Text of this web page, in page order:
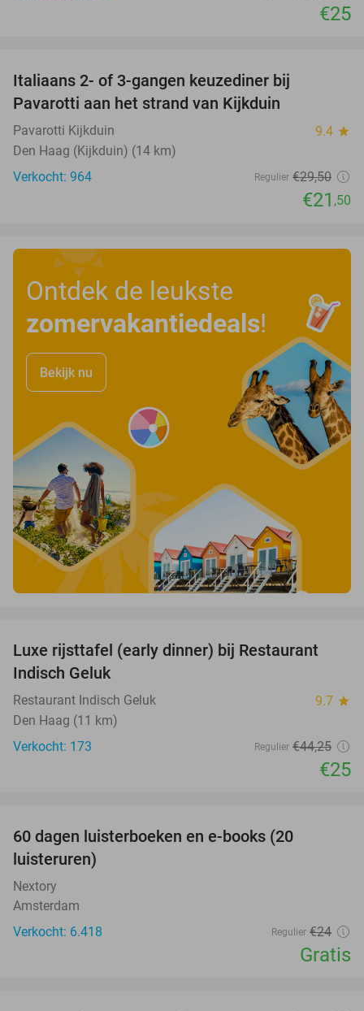
€25
Italiaans 2- of 3-gangen keuzediner bij
Pavarotti aan het strand van Kijkduin
Pavarotti Kijkduin 9.4 star
Den Haag (Kijkduin) (14 km)
Verkocht: 964
Regulier €29,50
€21 ,50
Ontdek de leukste
zomervakantiedeals!
Bekijk nu
44%
Luxe rijsttafel (early dinner) bij Restaurant
Indisch Geluk
Restaurant Indisch Geluk 9.7 star
Den Haag (11 km)
Verkocht: 173
Regulier €44,25
€25
60 dagen luisterboeken en e-books (20
luisteruren)
Nextory
Amsterdam
Verkocht: 6.418
Regulier €24
Gratis